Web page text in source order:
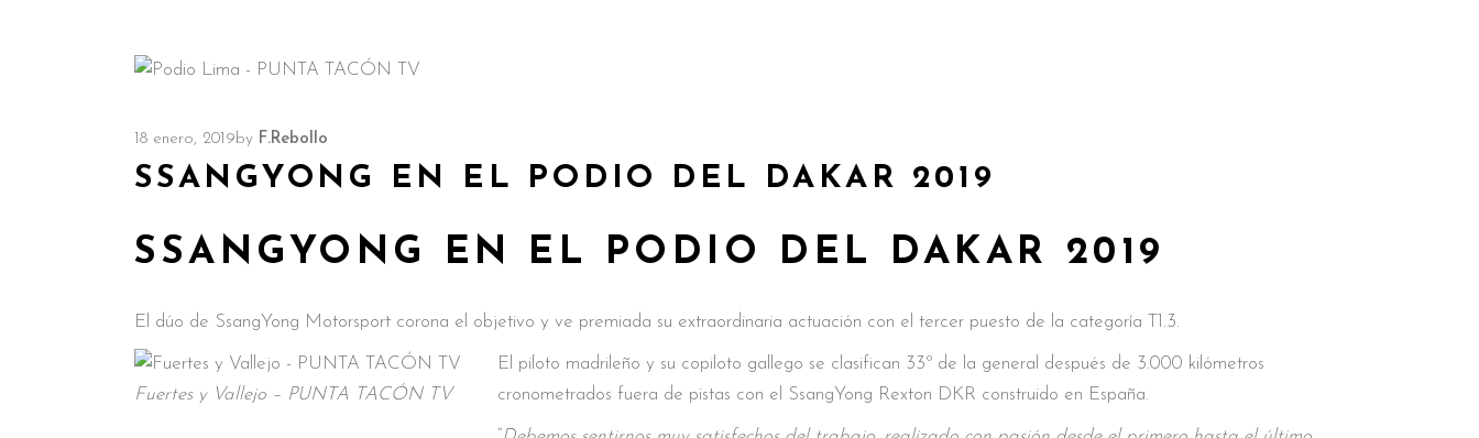
18 enero, 2019 by F.Rebollo
SSANGYONG EN EL PODIO DEL DAKAR 2019
SSANGYONG EN EL PODIO DEL DAKAR 2019
El dúo de SsangYong Motorsport corona el objetivo y ve premiada su extraordinaria actuación con el tercer puesto de la categoría T1.3.
Fuertes y Vallejo – PUNTA TACÓN TV
El piloto madrileño y su copiloto gallego se clasifican 33º de la general después de 3.000 kilómetros
cronometrados fuera de pistas con el SsangYong Rexton DKR construido en España.